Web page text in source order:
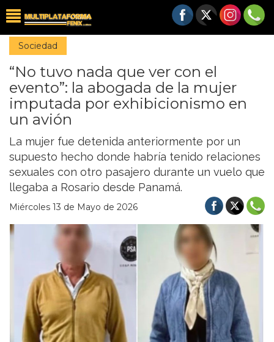
Sociedad
“No tuvo nada que ver con el
evento”: la abogada de la mujer
imputada por exhibicionismo en
un avión
La mujer fue detenida anteriormente por un
supuesto hecho donde habría tenido relaciones
sexuales con otro pasajero durante un vuelo que
llegaba a Rosario desde Panamá.
Miércoles 13 de Mayo de 2026